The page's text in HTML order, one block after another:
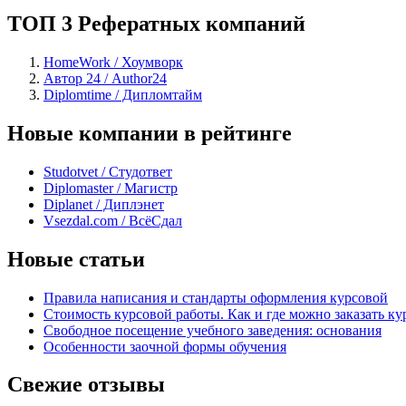
ТОП 3 Рефератных компаний
HomeWork / Хоумворк
Автор 24 / Author24
Diplomtime / Дипломтайм
Новые компании в рейтинге
Studotvet / Студответ
Diplomaster / Магистр
Diplanet / Диплэнет
Vsezdal.com / ВсёСдал
Новые статьи
Правила написания и стандарты оформления курсовой
Стоимость курсовой работы. Как и где можно заказать
Свободное посещение учебного заведения: основания
Особенности заочной формы обучения
Свежие отзывы